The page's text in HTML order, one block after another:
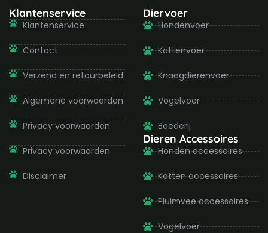
o g
t
e
r
u
b
e
Klantenservice
Klantenservice
Contact
Verzend en retourbeleid
Algemene voorwaarden
Privacy voorwaarden
Privacy voorwaarden
Disclaimer
Diervoer
Hondenvoer
Kattenvoer
Knaagdierenvoer
Vogelvoer
Boederij
Dieren Accessoires
Honden accessoires
Katten accessoires
Pluimvee accessoires
Vogelvoer